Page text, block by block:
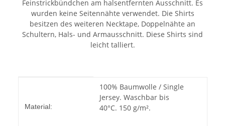
Feinstrickbündchen am halsentfernten Ausschnitt. Es
wurden keine Seitennähte verwendet. Die Shirts
besitzen des weiteren Necktape, Doppelnähte an
Schultern, Hals- und Armausschnitt. Diese Shirts sind
leicht talliert.
Material:
100% Baumwolle / Single
Jersey. Waschbar bis
40°C. 150 g/m².